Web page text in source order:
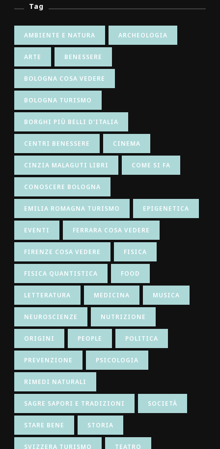
Tag
AMBIENTE E NATURA ARCHEOLOGIA
ARTE BENESSERE
BOLOGNA COSA VEDERE
BOLOGNA TURISMO
BORGHI PIÙ BELLI D'ITALIA
CENTRI BENESSERE CINEMA
CINZIA MALAGUTI LIBRI COME SI FA
CONOSCERE BOLOGNA
EMILIA ROMAGNA TURISMO EPIGENETICA
EVENTI FERRARA COSA VEDERE
FIRENZE COSA VEDERE FISICA
FISICA QUANTISTICA FOOD
LETTERATURA MEDICINA MUSICA
NEUROSCIENZE NUTRIZIONE
ORIGINI PEOPLE POLITICA
PREVENZIONE PSICOLOGIA
RIMEDI NATURALI
SAGRE SAPORI E TRADIZIONI SOCIETÀ
STARE BENE STORIA
SVIZZERA TURISMO TEATRO